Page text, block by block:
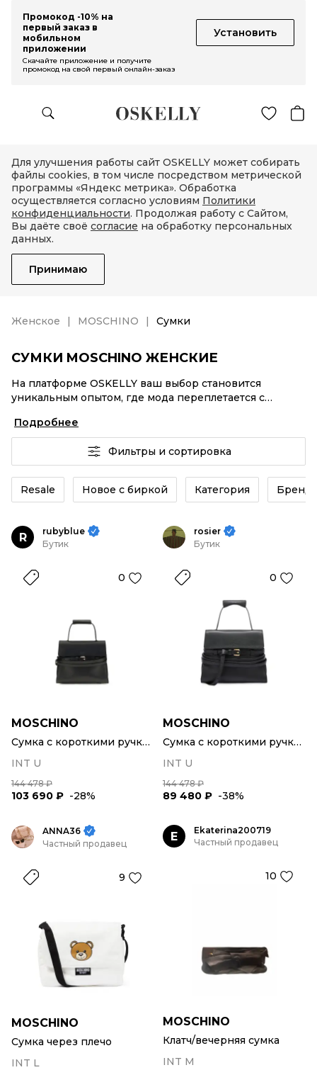
Промокод -10% на
первый заказ в
мобильном
приложении
Установить
Скачайте приложение и получите
промокод на свой первый онлайн-заказ
Для улучшения работы сайт OSKELLY может собирать
файлы cookies, в том числе посредством метрической
программы «Яндекс метрика». Обработка
осуществляется согласно условиям Политики
конфиденциальности. Продолжая работу с Сайтом,
Вы даёте своё согласие на обработку персональных
данных.
Принимаю
Женское MOSCHINO Сумки
СУМКИ MOSCHINO ЖЕНСКИЕ
На платформе OSKELLY ваш выбор становится
уникальным опытом, где мода переплетается с
аутентификация каждого заказа – Сумки MOSCHINO
женские от селлеров OSKELLY с быстрой доставкой
по России. Ваш стиль не ждет, и мы тоже! Винтажные
изделия или Сумки MOSCHINO женские из новых
коллекций – заказывайте на сайте или в приложении
OSKELLY с целой экосистемой инструментов.
Подробнее
Фильтры и сортировка
Resale Новое с биркой Категория Бренд
R
rubyblue
Бутик
0
MOSCHINO
Сумка с короткими ручками
INT U
144 478 ₽
103 690 ₽ -28%
rosier
Бутик
0
MOSCHINO
Сумка с короткими ручками
INT U
144 478 ₽
89 480 ₽ -38%
ANNA36
Частный продавец
9
MOSCHINO
Сумка через плечо
INT L
E
Ekaterina200719
Частный продавец
10
MOSCHINO
Клатч/вечерняя сумка
INT M